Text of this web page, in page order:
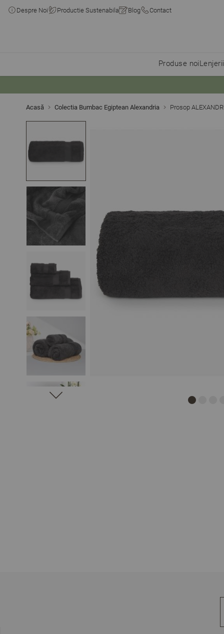
Despre Noi Productie Sustenabila Blog Contact
Produse noi
Acasă Colectia Bumbac Egiptean Alexandria Prosop